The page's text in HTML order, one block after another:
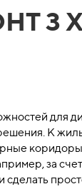
3 Х
для
К
за
сделать